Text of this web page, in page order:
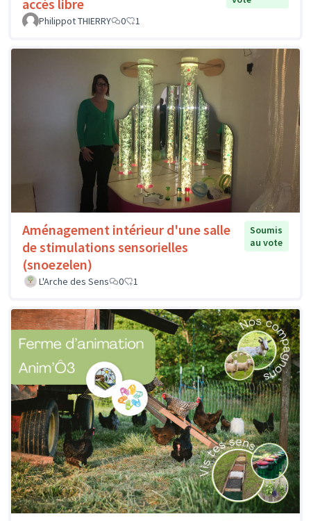
accès libre
Philippot THIERRY
0 1
Aménagement intérieur d'une salle
de stimulations sensorielles
(snoezelen)
Soumis
au vote
L'Arche des Sens 0 1